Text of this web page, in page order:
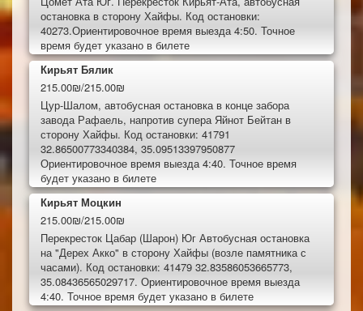
остановка в сторону Хайфы. Код остановки:
40273.Ориентировочное время выезда 4:50. Точное
время будет указано в билете
Кирьят Бялик
215.00₪/215.00₪
Цур-Шалом, автобусная остановка в конце забора
завода Рафаель, напротив супера Яйнот Бейтан в
сторону Хайфы. Код остановки: 41791
32.86500773340384, 35.09513397950877
Ориентировочное время выезда 4:40. Точное время
будет указано в билете
Кирьят Моцкин
215.00₪/215.00₪
Перекресток Цабар (Шарон) Юг Автобусная остановка
на "Дерех Акко" в сторону Хайфы (возле памятника с
часами). Код остановки: 41479 32.83586053665773,
35.08436565029717. Ориентировочное время выезда
4:40. Точное время будет указано в билете